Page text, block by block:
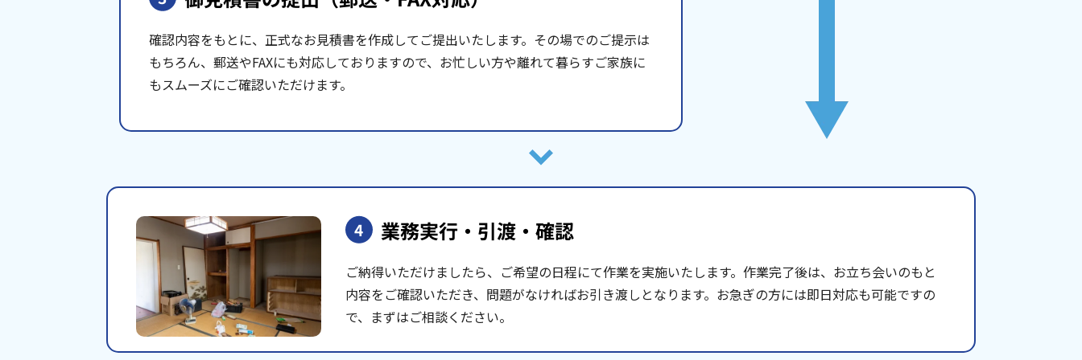
確認内容をもとに、正式なお見積書を作成してご提出いたします。その場でのご提示は
もちろん、郵送やFAXにも対応しておりますので、お忙しい方や離れて暮らすご家族に
もスムーズにご確認いただけます。
4 業務実行・引渡・確認
ご納得いただけましたら、ご希望の日程にて作業を実施いたします。作業完了後は、お立ち会いのもと
内容をご確認いただき、問題がなければお引き渡しとなります。お急ぎの方には即日対応も可能ですの
で、まずはご相談ください。